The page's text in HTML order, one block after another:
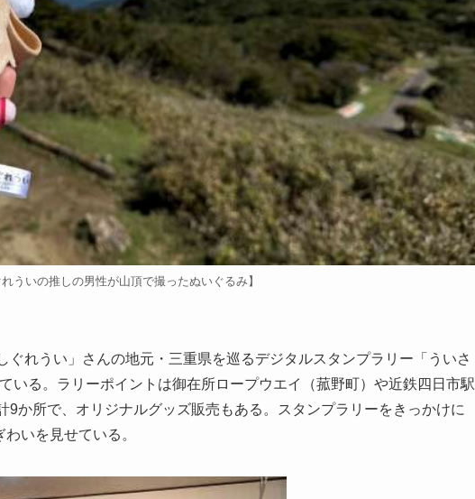
れういの推しの男性が山頂で撮ったぬいぐるみ】
れうい」さんの地元・三重県を巡るデジタルスタンプラリー「ういさ
いる。ラリーポイントは御在所ロープウエイ（菰野町）や近鉄四日市駅
9か所で、オリジナルグッズ販売もある。スタンプラリーをきっかけに
いを見せている。